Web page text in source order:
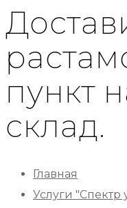
пункт
склад.
Главная
Услуги "Спектр